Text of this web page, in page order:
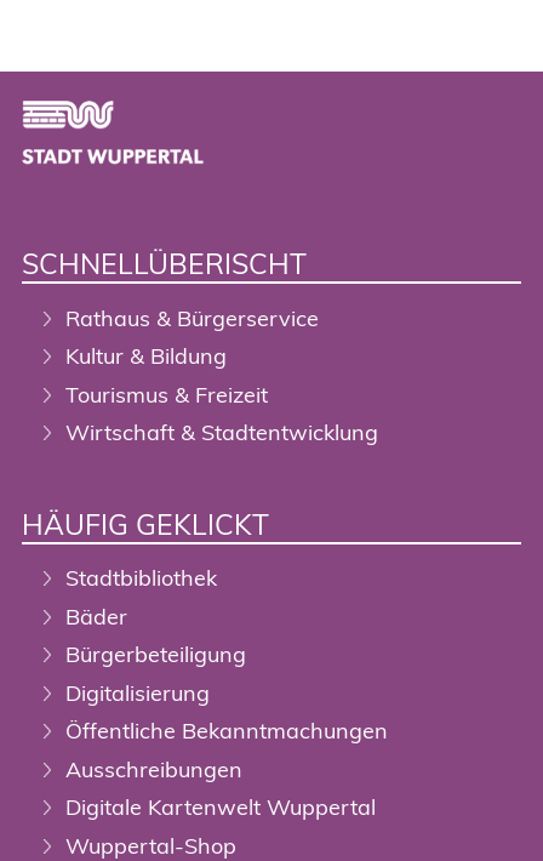
Footer
SCHNELLÜBERISCHT
Rathaus & Bürgerservice
Kultur & Bildung
Tourismus & Freizeit
Wirtschaft & Stadtentwicklung
HÄUFIG GEKLICKT
Stadtbibliothek
Bäder
Bürgerbeteiligung
Digitalisierung
Öffentliche Bekanntmachungen
Ausschreibungen
Digitale Kartenwelt Wuppertal
Wuppertal-Shop